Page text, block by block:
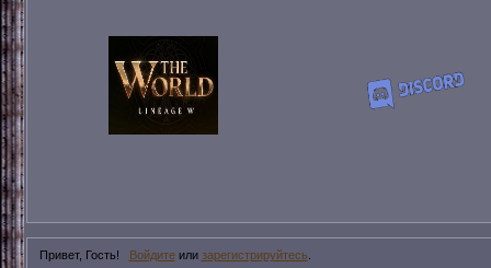
Привет, Гость! Войдитеили зарегистрируйтесь